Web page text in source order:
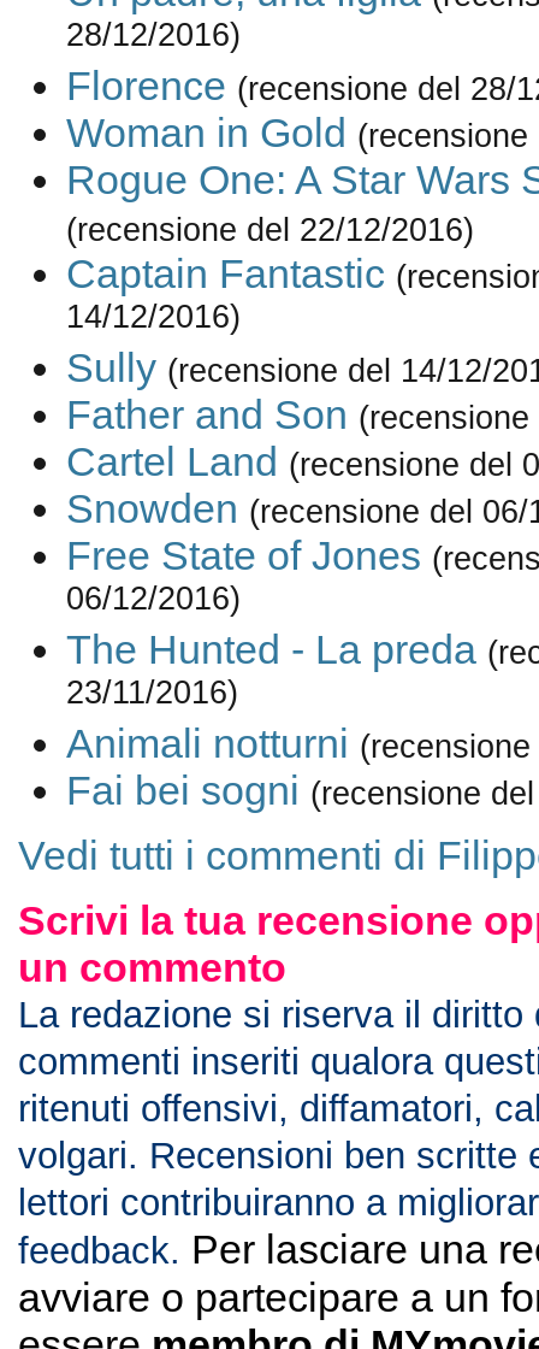
28/12/2016)
Florence (recensione del 28/
Woman in Gold
Rogue One: A Star Wars
(recensione del 22/12/2016)
Captain Fantastic
14/12/2016)
Sully (recensione del 14/12/
Father and Son
Cartel Land (recensione del
Snowden (recensione del 06/
Free State of Jones
06/12/2016)
The Hunted - La preda
23/11/2016)
Animali notturni
Fai bei sogni (recensione
Vedi tutti i commenti di
Scrivi la tua recensione
un commento
La redazione si riserva il diritto
commenti inseriti qualora
ritenuti offensivi, diffamatori,
volgari. Recensioni ben scritte
lettori contribuiranno a
feedback. Per lasciare una
avviare o partecipare a un